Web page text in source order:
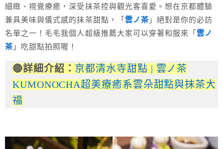
細緻、視覺療癒，深受抹茶控與觀光客喜愛。想在京都體驗
兼具美味與儀式感的抹茶甜點，「 雲ノ茶」絕對是你的必訪
名單之一！毛毛我個人超級推薦大家可以穿著和服來「雲ノ
茶 」吃甜點拍照喔！
🔴詳細介紹： 京都清水寺甜點 | 雲ノ茶
KUMONOCHA超美療癒系雲朵甜點與抹茶大
福